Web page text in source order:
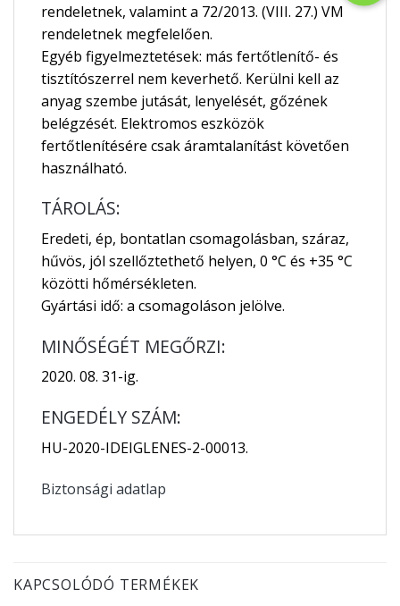
rendeletnek, valamint a 72/2013. (VIII. 27.) VM
rendeletnek megfelelően.
Egyéb figyelmeztetések: más fertőtlenítő- és
tisztítószerrel nem keverhető. Kerülni kell az
anyag szembe jutását, lenyelését, gőzének
belégzését. Elektromos eszközök
fertőtlenítésére csak áramtalanítást követően
használható.
TÁROLÁS:
Eredeti, ép, bontatlan csomagolásban, száraz,
hűvös, jól szellőztethető helyen, 0 °C és +35 °C
közötti hőmérsékleten.
Gyártási idő: a csomagoláson jelölve.
MINŐSÉGÉT MEGŐRZI:
2020. 08. 31-ig.
ENGEDÉLY SZÁM:
HU-2020-IDEIGLENES-2-00013.
Biztonsági adatlap
KAPCSOLÓDÓ TERMÉKEK